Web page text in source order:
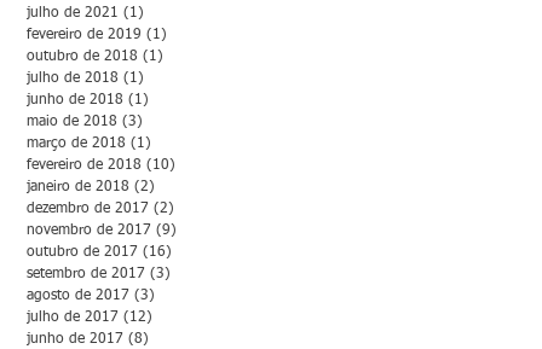
julho de 2021 (1)
fevereiro de 2019 (1)
outubro de 2018 (1)
julho de 2018 (1)
junho de 2018 (1)
maio de 2018 (3)
março de 2018 (1)
fevereiro de 2018 (10)
janeiro de 2018 (2)
dezembro de 2017 (2)
novembro de 2017 (9)
outubro de 2017 (16)
setembro de 2017 (3)
agosto de 2017 (3)
julho de 2017 (12)
junho de 2017 (8)